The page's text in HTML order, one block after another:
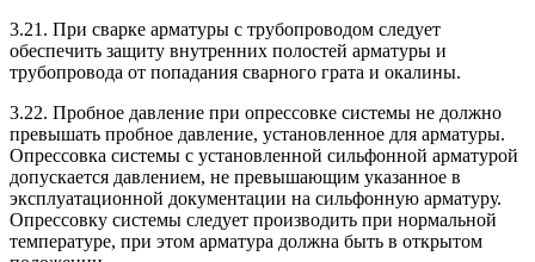
3.21. При сварке арматуры с трубопроводом следует
обеспечить защиту внутренних полостей арматуры и
трубопровода от попадания сварного грата и окалины.
3.22. Пробное давление при опрессовке системы не должно
превышать пробное давление, установленное для арматуры.
Опрессовка системы с установленной сильфонной арматурой
допускается давлением, не превышающим указанное в
эксплуатационной документации на сильфонную арматуру.
Опрессовку системы следует производить при нормальной
температуре, при этом арматура должна быть в открытом